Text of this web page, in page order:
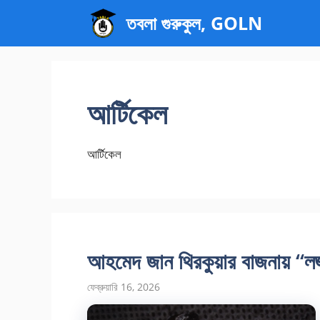
যান
তবলা গুরুকুল, GOLN
আর্টিকেল
আর্টিকেল
আহমেদ জান থিরকুয়ার বাজনায়
ফেব্রুয়ারি 16, 2026